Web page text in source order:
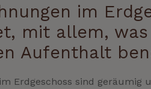
im
mit allem,
Aufenthalt
Erdgeschoss sind